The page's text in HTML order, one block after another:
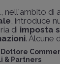
, nell'ambito di
, introduce
di imposta
. Alcune
Dottore
& Partners